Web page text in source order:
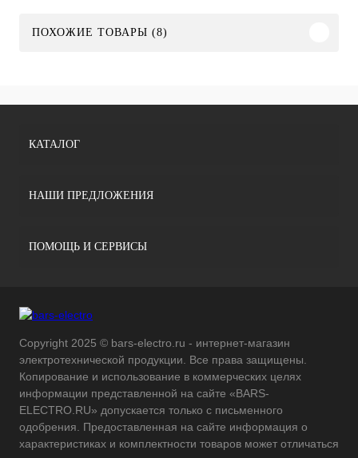
ПОХОЖИЕ ТОВАРЫ (8)
КАТАЛОГ
НАШИ ПРЕДЛОЖЕНИЯ
ПОМОЩЬ И СЕРВИСЫ
Copyright 2025 © bars-electro.ru - интернет-магазин
электротехнической продукции. Все права защищены.
Копирование и использование в коммерческих целях
информации представленной на сайте «BARS-
ELECTRO.RU» допускается только с письменного
одобрения. Предоставленная на сайте информация о
характеристиках и комплектности товаров может отличаться